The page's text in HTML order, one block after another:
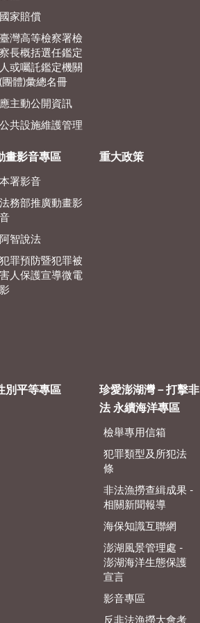
家賠償
灣高等檢察署檢
長概括選任鑑定
或囑託鑑定機關
團體)彙總名冊
主動公開資訊
共設施維護管理
畫影音專區
署影音
務部推廣動畫影
智說法
罪預防暨犯罪被
人保護宣導微電
重大政策
別平等專區
珍愛澎湖灣－打擊非
法 永續海洋專區
檢舉專用信箱
犯罪類型及所犯法
條
非法漁撈查緝成果 -
相關新聞報導
海保知識互聯網
澎湖風景管理處 -
澎湖海洋生態保護
宣言
影音專區
反非法漁撈大會考